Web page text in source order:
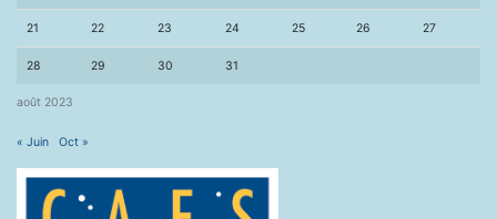
août 2023
21 22 23 24 25 26 27
28 29 30 31
« Juin Oct »